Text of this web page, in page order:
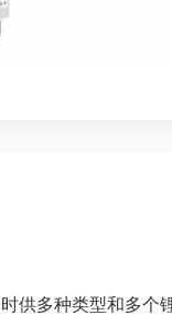
供多种类型和多